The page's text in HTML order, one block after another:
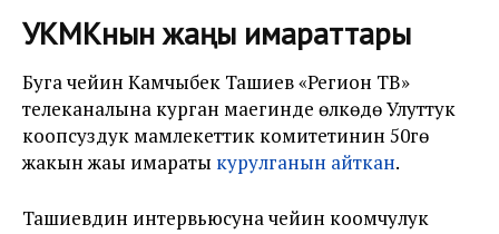
УКМКнын жаңы имараттары
Буга чейин Камчыбек Ташиев «Регион ТВ»
телеканалына курган маегинде өлкөдө Улуттук
коопсуздук мамлекеттик комитетинин 50гө
жакын жаңы имараты курулганын айткан.
Ташиевдин интервьюсуна чейин коомчулук